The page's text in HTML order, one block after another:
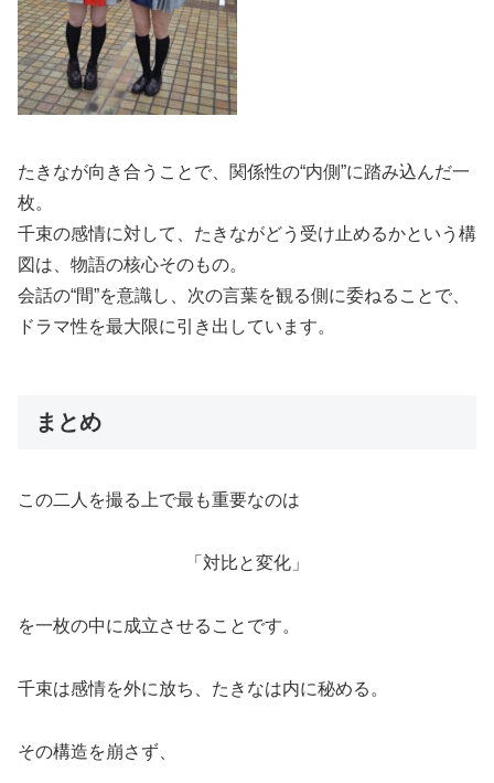
たきなが向き合うことで、関係性の“内側”に踏み込んだ一
枚。
千束の感情に対して、たきながどう受け止めるかという構
図は、物語の核心そのもの。
会話の“間”を意識し、次の言葉を観る側に委ねることで、
ドラマ性を最大限に引き出しています。
まとめ
この二人を撮る上で最も重要なのは
「対比と変化」
を一枚の中に成立させることです。
千束は感情を外に放ち、たきなは内に秘める。
その構造を崩さず、